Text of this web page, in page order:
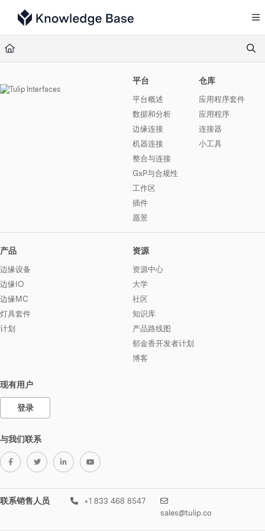
Documentation Index
Fetch the complete documentation index at:
Use this file to discover all available pages before exploring further.
平台
平台概述
数据和分析
边缘连接
机器连接
整合与连接
GxP与合规性
工作区
插件
愿景
仓库
应用程序套件
应用程序
连接器
小工具
产品
边缘设备
边缘IO
边缘MC
灯具套件
计划
资源
资源中心
大学
社区
知识库
产品路线图
郁金香开发者计划
博客
现有用户
登录
与我们联系
联系销售人员
+1 833 468 8547
sales@tulip.co